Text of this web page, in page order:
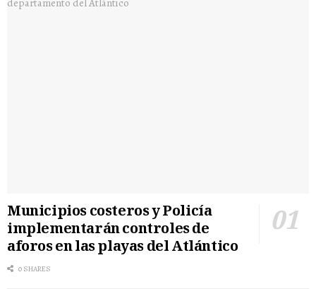
Municipios costeros y Policía
implementarán controles de
aforos en las playas del Atlántico
0 SHARES